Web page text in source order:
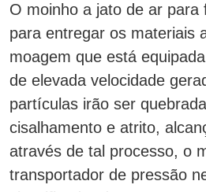
O moinho a jato de ar para
para entregar os materiais
moagem que está
de elevada velocidade
partículas irão ser
cisalhamento e atrito,
através de tal processo, o
transportador de pressão